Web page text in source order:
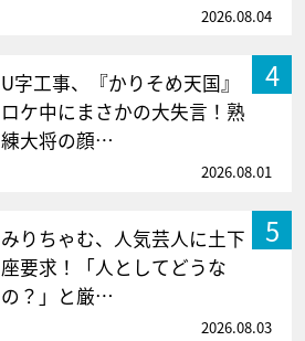
2026.08.04
4
U字工事、『かりそめ天国』
ロケ中にまさかの大失言！熟
練大将の顔…
2026.08.01
5
みりちゃむ、人気芸人に土下
座要求！「人としてどうな
の？」と厳…
2026.08.03